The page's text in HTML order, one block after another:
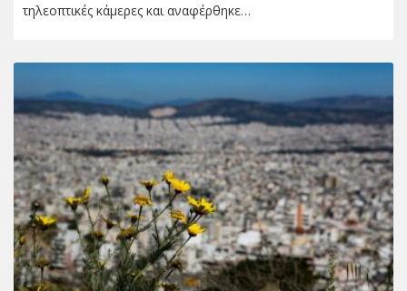
τηλεοπτικές κάμερες και αναφέρθηκε…